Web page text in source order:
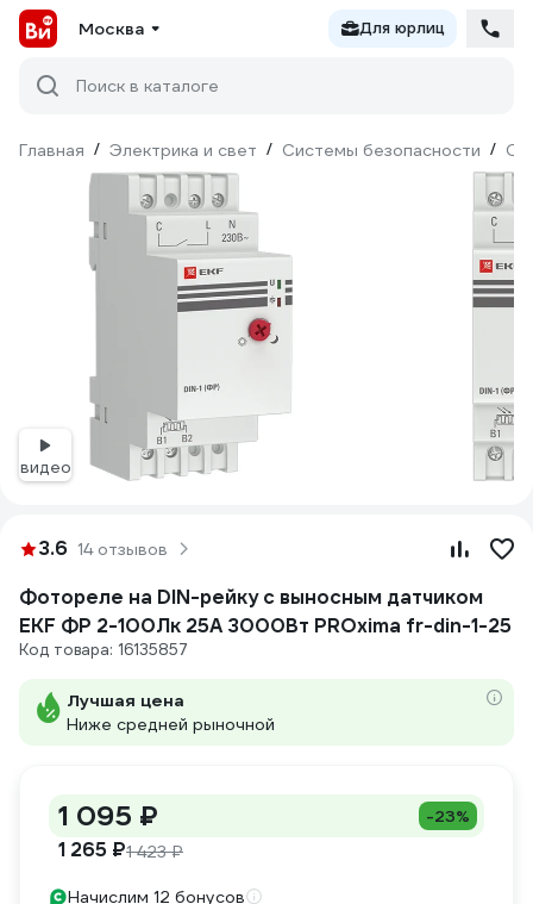
Москва Для юрлиц
Поиск в каталоге
Главная / Электрика и свет / Системы безопасности /
видео
3.6 14 отзывов
Фотореле на DIN-рейку с выносным датчиком
EKF ФР 2-100Лк 25А 3000Вт PROxima fr-din-1-25
Код товара: 16135857
Лучшая цена
Ниже средней рыночной
1 095 ₽ -23%
1 265 ₽1 423 ₽
Начислим 12 бонусов